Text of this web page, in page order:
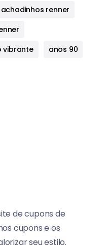
achadinhos renner
vibrante
anos 90
de cupons de
cupons e os
seu estilo.